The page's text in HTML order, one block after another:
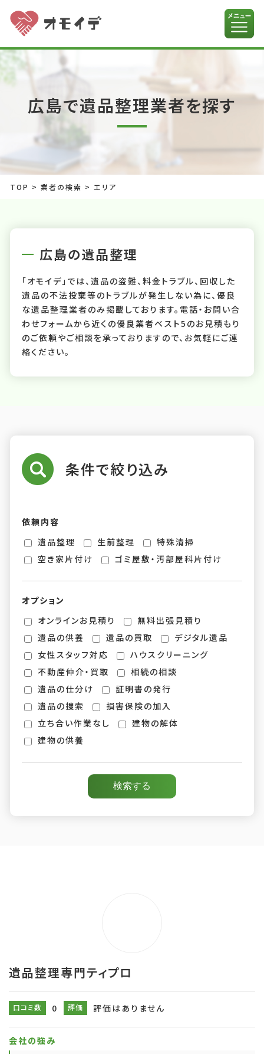
広島で遺品整理業者を探す
TOP > 業者の検索 > エリア
広島の遺品整理
「オモイデ」では、遺品の盗難、料金トラブル、回収した
遺品の不法投棄等のトラブルが発生しない為に、優良
な遺品整理業者のみ掲載しております。電話・お問い合
わせフォームから近くの優良業者ベスト5のお見積もり
のご依頼やご相談を承っておりますので、お気軽にご連
絡ください。
条件で絞り込み
依頼内容
遺品整理
生前整理
特殊清掃
空き家片付け
ゴミ屋敷・汚部屋科片付け
オプション
オンラインお見積り
無料出張見積り
遺品の供養
遺品の買取
デジタル遺品
女性スタッフ対応
ハウスクリーニング
不動産仲介・買取
相続の相談
遺品の仕分け
証明書の発行
遺品の捜索
損害保険の加入
立ち合い作業なし
建物の解体
建物の供養
遺品整理専門ティプロ
口コミ数 0 評価 評価はありません
会社の強み